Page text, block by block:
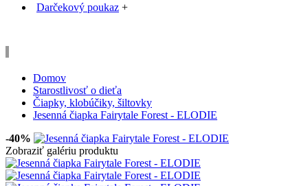
Darčekový poukaz +
Domov
Starostlivosť o dieťa
Čiapky, klobúčiky, šiltovky
Jesenná čiapka Fairytale Forest - ELODIE
-40%
Zobraziť galériu produktu